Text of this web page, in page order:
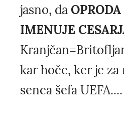
jasno, da
IMENUJE
kar hoče, ker je
senca šefa UEFA....